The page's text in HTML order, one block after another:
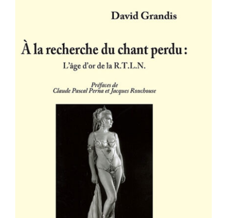
À la recherche du chant perdu : l’âge
d’or de la R.T.L.N.